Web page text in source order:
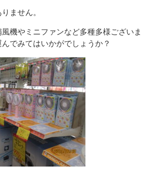
ません。
機やミニファンなど多種多様ございま
でみてはいかがでしょうか？